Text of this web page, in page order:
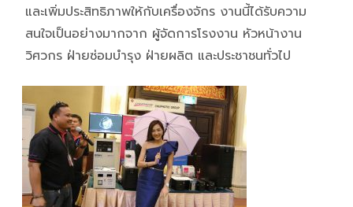
และเพิ่มประสิทธิภาพให้กับเครื่องจักร งานนี้ได้รับความ
สนใจเป็นอย่างมากจาก ผู้จัดการโรงงาน หัวหน้างาน
วิศวกร ฝ่ายซ่อมบำรุง ฝ่ายผลิต และประชาชนทั่วไป